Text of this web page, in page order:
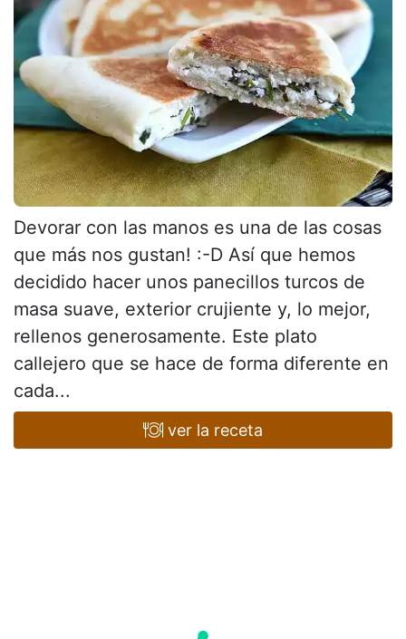
Devorar con las manos es una de las cosas
que más nos gustan! :-D Así que hemos
decidido hacer unos panecillos turcos de
masa suave, exterior crujiente y, lo mejor,
rellenos generosamente. Este plato
callejero que se hace de forma diferente en
cada...
ver la receta